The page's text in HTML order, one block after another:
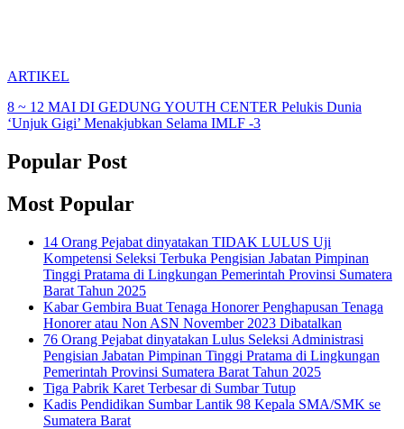
ARTIKEL
8 ~ 12 MAI DI GEDUNG YOUTH CENTER Pelukis Dunia
‘Unjuk Gigi’ Menakjubkan Selama IMLF -3
Popular Post
Most Popular
14 Orang Pejabat dinyatakan TIDAK LULUS Uji
Kompetensi Seleksi Terbuka Pengisian Jabatan Pimpinan
Tinggi Pratama di Lingkungan Pemerintah Provinsi Sumatera
Barat Tahun 2025
Kabar Gembira Buat Tenaga Honorer Penghapusan Tenaga
Honorer atau Non ASN November 2023 Dibatalkan
76 Orang Pejabat dinyatakan Lulus Seleksi Administrasi
Pengisian Jabatan Pimpinan Tinggi Pratama di Lingkungan
Pemerintah Provinsi Sumatera Barat Tahun 2025
Tiga Pabrik Karet Terbesar di Sumbar Tutup
Kadis Pendidikan Sumbar Lantik 98 Kepala SMA/SMK se
Sumatera Barat